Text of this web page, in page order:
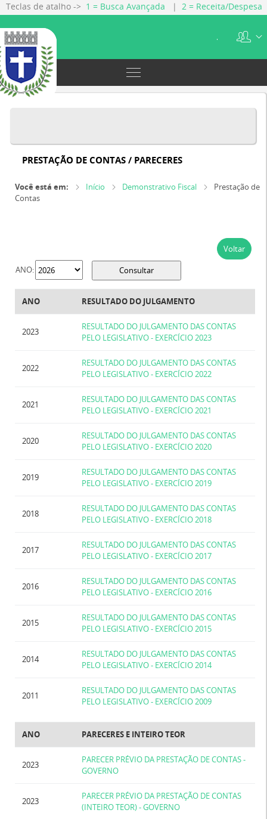
Teclas de atalho -> 1 = Busca Avançada | 2 = Receita/Despesa
|3 = Gestão Fiscal|4 = Servidores|5 = Licitações|6 =
Contratos
.
PRESTAÇÃO DE CONTAS / PARECERES
Você está em: Início Demonstrativo Fiscal
Contas
Voltar
ANO:
ANO RESULTADO DO JULGAMENTO
2023
RESULTADO DO JULGAMENTO DAS CONTAS
PELO LEGISLATIVO - EXERCÍCIO 2023
2022
RESULTADO DO JULGAMENTO DAS CONTAS
PELO LEGISLATIVO - EXERCÍCIO 2022
2021
RESULTADO DO JULGAMENTO DAS CONTAS
PELO LEGISLATIVO - EXERCÍCIO 2021
2020
RESULTADO DO JULGAMENTO DAS CONTAS
PELO LEGISLATIVO - EXERCÍCIO 2020
2019
RESULTADO DO JULGAMENTO DAS CONTAS
PELO LEGISLATIVO - EXERCÍCIO 2019
2018
RESULTADO DO JULGAMENTO DAS CONTAS
PELO LEGISLATIVO - EXERCÍCIO 2018
2017
RESULTADO DO JULGAMENTO DAS CONTAS
PELO LEGISLATIVO - EXERCÍCIO 2017
2016
RESULTADO DO JULGAMENTO DAS CONTAS
PELO LEGISLATIVO - EXERCÍCIO 2016
2015
RESULTADO DO JULGAMENTO DAS CONTAS
PELO LEGISLATIVO - EXERCÍCIO 2015
2014
RESULTADO DO JULGAMENTO DAS CONTAS
PELO LEGISLATIVO - EXERCÍCIO 2014
2011
RESULTADO DO JULGAMENTO DAS CONTAS
PELO LEGISLATIVO - EXERCÍCIO 2009
ANO PARECERES E INTEIRO TEOR
2023
PARECER PRÉVIO DA PRESTAÇÃO DE CONTAS -
GOVERNO
2023
PARECER PRÉVIO DA PRESTAÇÃO DE CONTAS
(INTEIRO TEOR) - GOVERNO